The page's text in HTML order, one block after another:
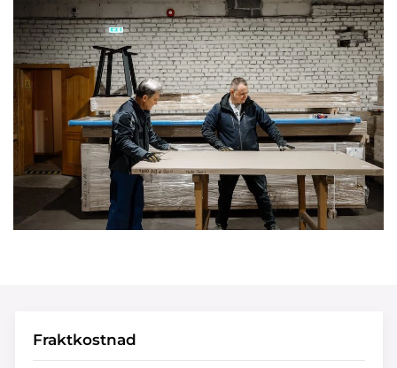
Fraktkostnad